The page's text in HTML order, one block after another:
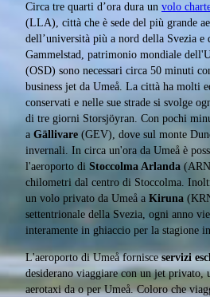
Circa tre quarti d’ora dura un volo
(LLA), città che è sede del più grande
dell’università più a nord della Svezia e
Gammelstad, patrimonio mondiale
(OSD) sono necessari circa 50 minuti
business jet da Umeå. La città ha molti
conservati e nelle sue strade si svolge
di tre giorni Storsjöyran. Con pochi
a Gällivare (GEV), dove sul monte
invernali. In circa un'ora da Umeå è
l'aeroporto di Stoccolma Arlanda
chilometri dal centro di Stoccolma.
un volo privato da Umeå a Kiruna
settentrionale della Svezia, ogni anno
interamente in ghiaccio per la stagione
L'aeroporto di Umeå fornisceservizi
desiderano viaggiare con un jet privato,
aerotaxi da o per Umeå. Coloro che